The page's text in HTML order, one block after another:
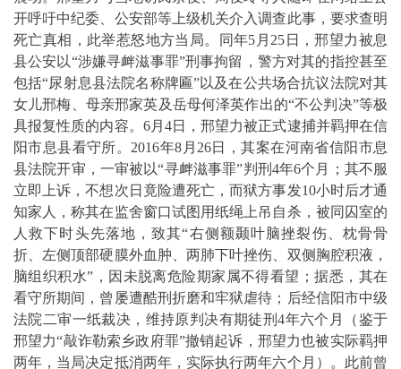
开呼吁中纪委、公安部等上级机关介入调查此事，要求查明
死亡真相，此举惹怒地方当局。同年5 月 25 日，邢望力被息
县公安以“涉嫌寻衅滋事罪”刑事拘留，警方对其的指控甚至
包括“尿射息县法院名称牌匾”以及在公共场合抗议法院对其
女儿邢梅、母亲邢家英及岳母何泽英作出的“不公判决”等极
具报复性质的内容。 6月 4日，邢望力被正式逮捕并羁押在信
阳市息县看守所。 2016年8 月 26日，其案在河南省信阳市息
县法院开审，一审被以“寻衅滋事罪”判刑 4年6个月；其不服
立即上诉，不想次日竟险遭死亡，而狱方事发10小时后才通
知家人，称其在监舍窗口试图用纸绳上吊自杀，被同囚室的
人救下时头先落地，致其“右侧额颞叶脑挫裂伤、枕骨骨
折、左侧顶部硬膜外血肿、两肺下叶挫伤、双侧胸腔积液，
脑组织积水”，因未脱离危险期家属不得看望；据悉，其在
看守所期间，曾屡遭酷刑折磨和牢狱虐待；后经信阳市中级
法院二审一纸裁决，维持原判决有期徒刑4年六个月（鉴于
邢望力“敲诈勒索乡政府罪”撤销起诉，邢望力也被实际羁押
两年，当局决定抵消两年，实际执行两年六个月）。此前曾